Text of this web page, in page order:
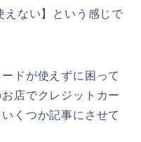
ない】という感じで
ドが使えずに困って
店でクレジットカー
くつか記事にさせて